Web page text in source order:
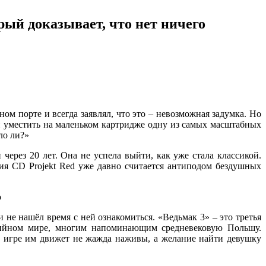
доказывает, что нет ничего
порте и всегда заявлял, что это – невозможная задумка. Но
на маленьком картридже одну из самых масштабных
ли?»
20 лет. Она не успела выйти, как уже стала классикой.
CD Projekt Red уже давно считается антиподом бездушных
нашёл время с ней ознакомиться. «Ведьмак 3» – это третья
мире, многим напоминающим средневековую Польшу.
игре им движет не жажда наживы, а желание найти девушку